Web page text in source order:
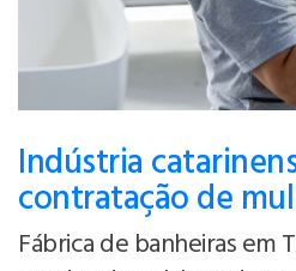
Indústria
contratação de
Fábrica de banheiras em